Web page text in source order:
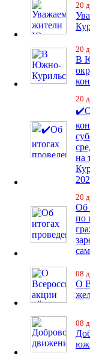
20
20
В
20
на
20
Об
по
08
О
08